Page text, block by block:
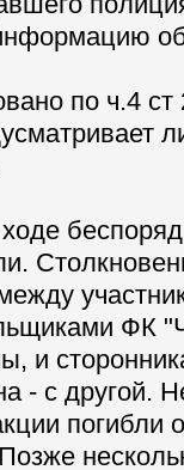
по ч.4
ФК
и
- с другой.
погибли